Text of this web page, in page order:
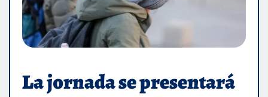
La jornada se presentará